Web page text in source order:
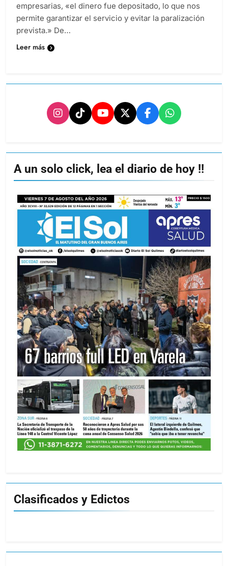
empresarias, «el dinero fue depositado, lo que nos
permite garantizar el servicio y evitar la paralización
prevista.» De…
Leer más
A un solo click, lea el diario de hoy !!
Clasificados y Edictos